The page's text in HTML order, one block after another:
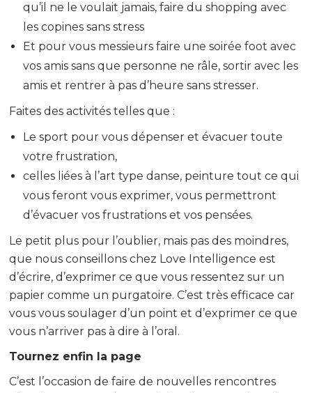
qu’il ne le voulait jamais, faire du shopping avec
les copines sans stress
Et pour vous messieurs faire une soirée foot avec
vos amis sans que personne ne râle, sortir avec les
amis et rentrer à pas d’heure sans stresser.
Faites des activités telles que :
Le sport pour vous dépenser et évacuer toute
votre frustration,
celles liées à l’art type danse, peinture tout ce qui
vous feront vous exprimer, vous permettront
d’évacuer vos frustrations et vos pensées.
Le petit plus pour l’oublier, mais pas des moindres,
que nous conseillons chez Love Intelligence est
d’écrire, d’exprimer ce que vous ressentez sur un
papier comme un purgatoire. C’est très efficace car
vous vous soulager d’un point et d’exprimer ce que
vous n’arriver pas à dire à l’oral.
Tournez enfin la page
C’est l’occasion de faire de nouvelles rencontres